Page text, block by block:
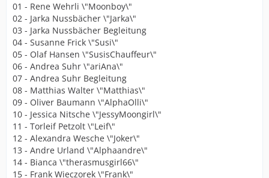
01 - Rene Wehrli \"Moonboy\"
02 - Jarka Nussbächer \"Jarka\"
03 - Jarka Nussbächer Begleitung
04 - Susanne Frick \"Susi\"
05 - Olaf Hansen \"SusisChauffeur\"
06 - Andrea Suhr \"ariAna\"
07 - Andrea Suhr Begleitung
08 - Matthias Walter \"Matthias\"
09 - Oliver Baumann \"AlphaOlli\"
10 - Jessica Nitsche \"JessyMoongirl\"
11 - Torleif Petzolt \"Leif\"
12 - Alexandra Wesche \"Joker\"
13 - Andre Urland \"Alphaandre\"
14 - Bianca \"therasmusgirl66\"
15 - Frank Wieczorek \"Frank\"